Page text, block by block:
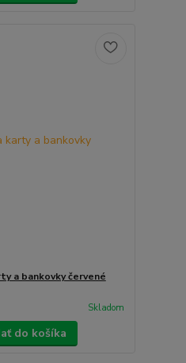
a bankovky červené
Skladom
do košíka